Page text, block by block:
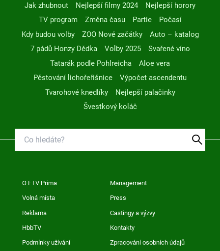
Jak zhubnout Nejlepší filmy 2024
Nejlepší horory
TV program
Změna času Partie
Počasí
Kdy budou volby
ZOO Nové začátky
Auto – katalog
7 pádů Honzy Dědka
Volby 2025
Svařené víno
Tatarák podle Pohlreicha
Aloe vera
Pěstování lichořeřišnice
Výpočet ascendentu
Tvarohové knedlíky
Nejlepší palačinky
Švestkový koláč
O FTV Prima Management
Volná místa Press
Reklama Castingy a výzvy
HbbTV Kontakty
Podmínky užívání Zpracování osobních údajů